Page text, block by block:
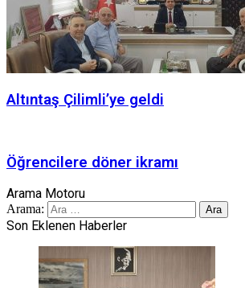
Altıntaş Çilimli’ye geldi
Öğrencilere döner ikramı
Arama Motoru
Arama:
Son Eklenen Haberler